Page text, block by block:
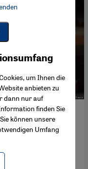
beim
Afghanistan, 20.
streiten
um Ihnen die
anbieten zu
dann nur auf
finden Sie
können unsere
Umfang
Google Maps Embed,